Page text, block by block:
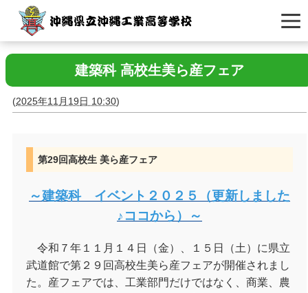
建築科 高校生美ら産フェア
(2025年11月19日 10:30)
第29回高校生 美ら産フェア
～建築科 イベント２０２５（更新しました
♪ココから）～
令和７年１１月１４日（金）、１５日（土）に県立
武道館で第２９回高校生美ら産フェアが開催されまし
た。産フェアでは、工業部門だけではなく、商業、農